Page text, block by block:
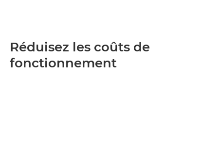
Réduisez les coûts de
fonctionnement